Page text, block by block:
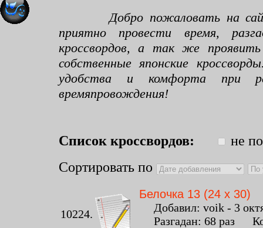
Добро пожаловать на сайт
приятно провести время,
кроссвордов, а так же
собственные японские
удобства и комфорта при
времяпровождения!
Список кроссвордов:
не
Сортировать по
10224.
Белочка 13 (24 x 30)
Добавил: voik - 3
Разгадан: 68 раз